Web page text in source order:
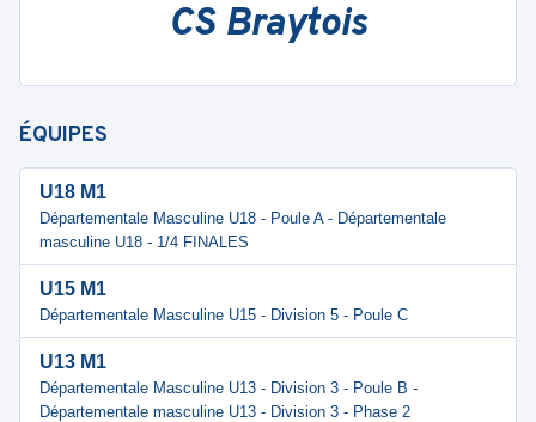
CS Braytois
ÉQUIPES
U18 M1
Départementale Masculine U18 - Poule A - Départementale
masculine U18 - 1/4 FINALES
U15 M1
Départementale Masculine U15 - Division 5 - Poule C
U13 M1
Départementale Masculine U13 - Division 3 - Poule B -
Départementale masculine U13 - Division 3 - Phase 2